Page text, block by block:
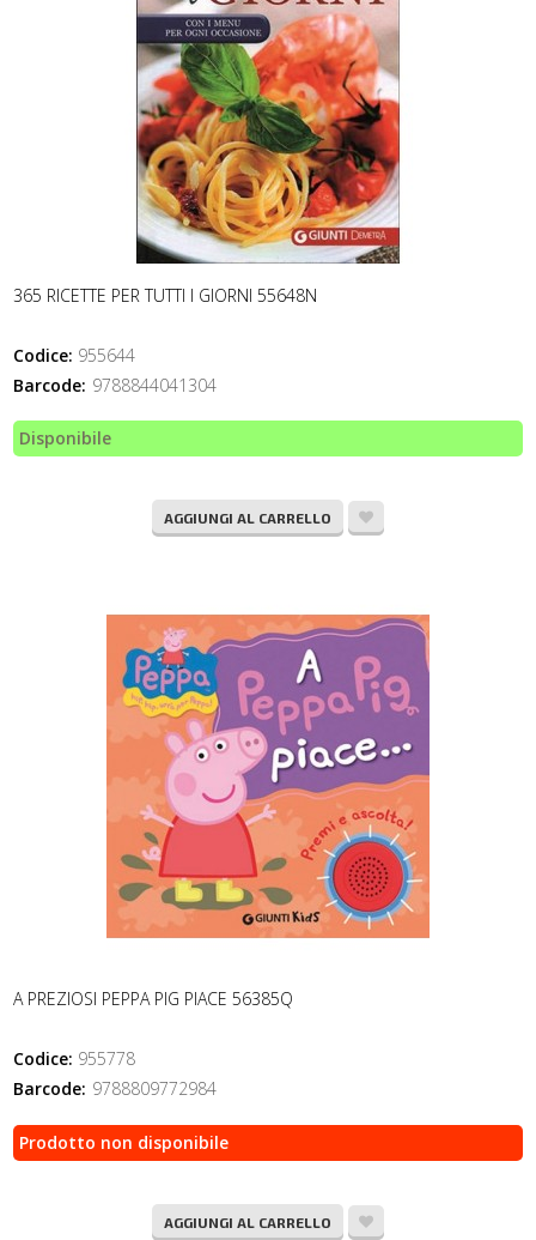
365 RICETTE PER TUTTI I GIORNI 55648N
Codice: 955644
Barcode: 9788844041304
Disponibile
AGGIUNGI AL CARRELLO
A PREZIOSI PEPPA PIG PIACE 56385Q
Codice: 955778
Barcode: 9788809772984
Prodotto non disponibile
AGGIUNGI AL CARRELLO